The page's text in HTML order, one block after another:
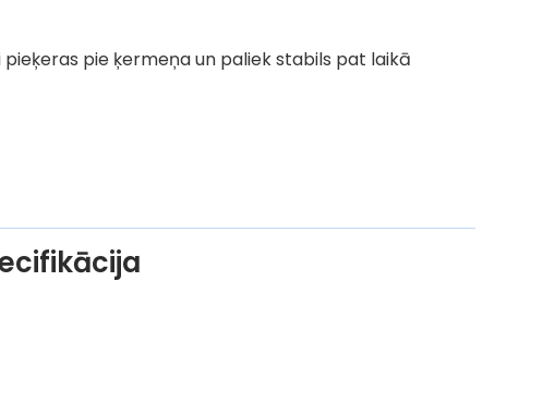
pieķeras pie ķermeņa un paliek stabils pat laikā